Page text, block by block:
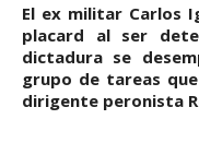
El ex militar Carlos
placard al ser
dictadura se
grupo de tareas
dirigente peronista